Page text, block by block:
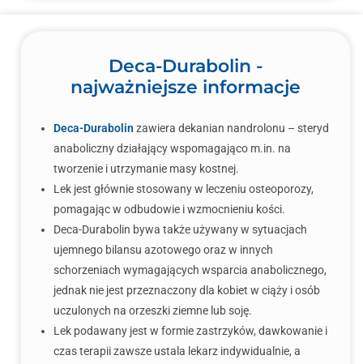
Deca-Durabolin -
najważniejsze informacje
Deca-Durabolin zawiera dekanian nandrolonu – steryd
anaboliczny działający wspomagająco m.in. na
tworzenie i utrzymanie masy kostnej.
Lek jest głównie stosowany w leczeniu osteoporozy,
pomagając w odbudowie i wzmocnieniu kości.
Deca-Durabolin bywa także używany w sytuacjach
ujemnego bilansu azotowego oraz w innych
schorzeniach wymagających wsparcia anabolicznego,
jednak nie jest przeznaczony dla kobiet w ciąży i osób
uczulonych na orzeszki ziemne lub soję.
Lek podawany jest w formie zastrzyków, dawkowanie i
czas terapii zawsze ustala lekarz indywidualnie, a